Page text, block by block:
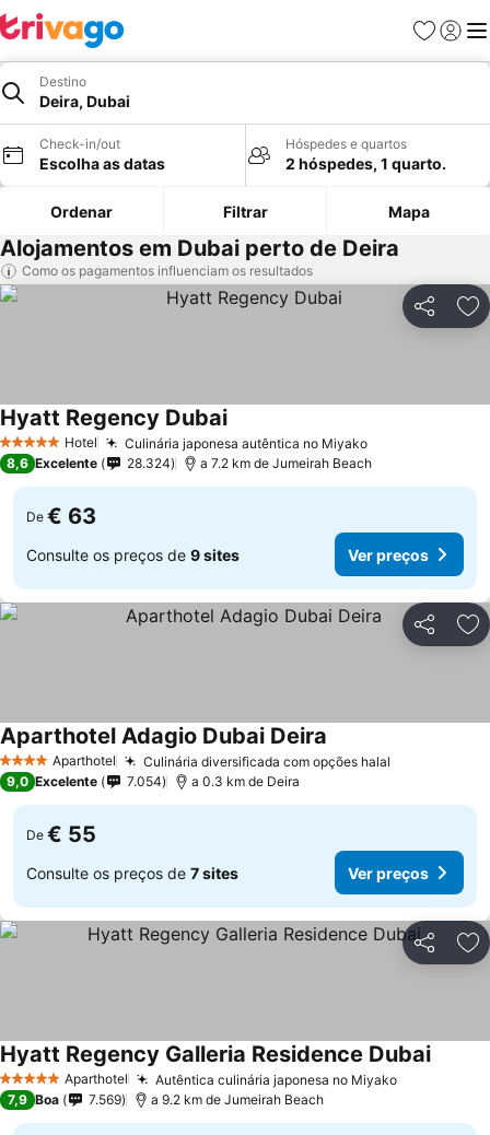
Favoritos
Iniciar
Destino
Deira, Dubai
Check-in/out
Escolha as datas
Hóspedes e quartos
2 hóspedes, 1 quarto.
Ordenar Filtrar Mapa
Alojamentos em Dubai perto de Deira
Como os pagamentos influenciam os resultados
Partilhar
5 Estrelas Hotel Culinária japonesa autêntica no Miyako
Hyatt Regency Dubai
8,6 Excelente 28.324 a 7.2 km de Jumeirah Beach
De € 63
Consulte os preços de 9 sites Ver preços
Partilhar
4 EstrelasAparthotel Culinária diversificada com opções halal
Aparthotel Adagio Dubai Deira
9,0 Excelente 7.054 a 0.3 km de Deira
De € 55
Consulte os preços de 7 sites Ver preços
Partilhar
5 Estrelas Aparthotel Autêntica culinária japonesa no Miyako
Hyatt Regency Galleria Residence Dubai
7,9 Boa 7.569 a 9.2 km de Jumeirah Beach